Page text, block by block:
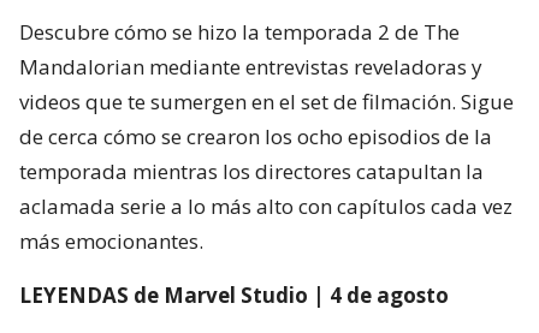
Descubre cómo se hizo la temporada 2 de The
Mandalorian mediante entrevistas reveladoras y
videos que te sumergen en el set de filmación. Sigue
de cerca cómo se crearon los ocho episodios de la
temporada mientras los directores catapultan la
aclamada serie a lo más alto con capítulos cada vez
más emocionantes.
LEYENDAS de Marvel Studio | 4 de agosto